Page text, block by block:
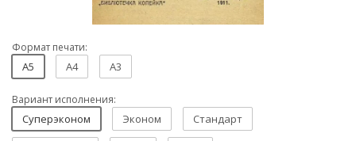
Формат печати:
A5 A4 A3
Вариант исполнения:
Суперэконом Эконом Стандарт